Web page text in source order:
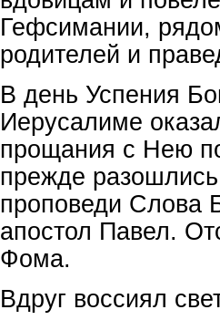
Гефсимании,
родителей и
В день Успения
Иерусалиме
прощания с Нею
прежде
проповеди Слова
апостол Павел.
Фома.
Вдруг воссиял